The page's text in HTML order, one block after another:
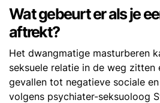
Wat gebeurt er als je
aftrekt?
Het dwangmatige masturberen
seksuele relatie in de weg zitten
gevallen tot negatieve sociale
volgens psychiater-seksuoloog